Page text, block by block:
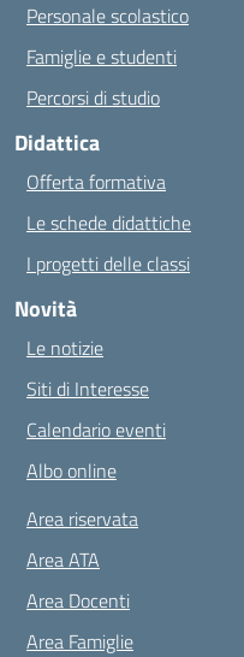
Personale scolastico
Famiglie e studenti
Percorsi di studio
Didattica
Offerta formativa
Le schede didattiche
I progetti delle classi
Novità
Le notizie
Siti di Interesse
Calendario eventi
Albo online
Area riservata
Area ATA
Area Docenti
Area Famiglie